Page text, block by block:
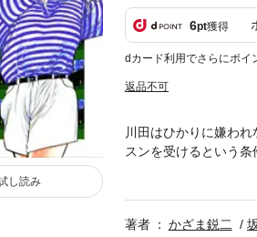
し読み
6pt獲得
dカード利用でさらにポイ
返品不可
川田はひかりに嫌わ
スンを受けるという
レースになるかもし
著者 かざま鋭二